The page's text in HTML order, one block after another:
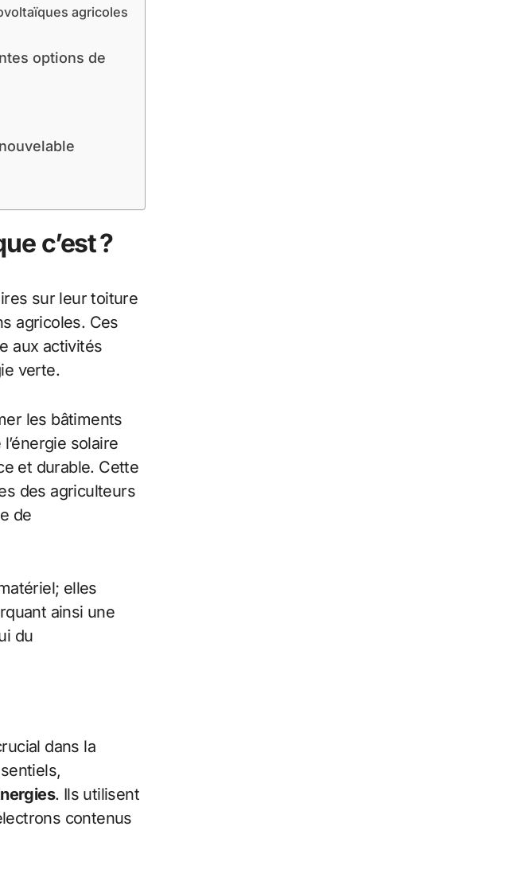
agricoles
options de
c’est ?
sur leur toiture
agricoles. Ces
aux activités
verte.
les bâtiments
solaire
et durable. Cette
des agriculteurs
de
elles
ainsi une
du
dans la
. Ils utilisent
contenus